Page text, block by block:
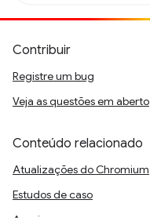
Contribuir
Registre um bug
Veja as questões em aberto
Conteúdo relacionado
Atualizações do Chromium
Estudos de caso